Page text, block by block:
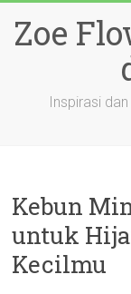
content
Zoe
Inspirasi
Kebun
untuk
Kecilmu